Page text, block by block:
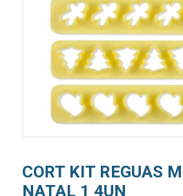
CORT KIT REGUAS
NATAL 1 4UN